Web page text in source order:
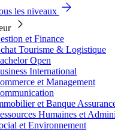
les niveaux
et Finance
Tourisme & Logistique
Open
International
et Management
et Banque
Humaines et
et Environnement